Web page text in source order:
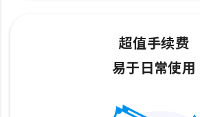
超值手续费
易于日常使用